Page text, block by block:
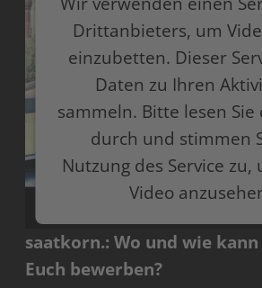
Drittanbieters, um
einzubetten. Dieser
Daten zu Ihren
sammeln. Bitte lesen Sie
durch und stimmen
Nutzung des Service zu,
Video
Mehr Informationen
saatkorn.: Wo und wie
Euch bewerben?